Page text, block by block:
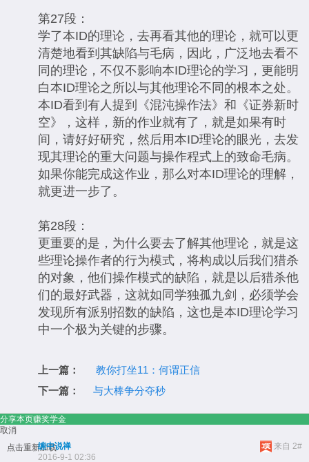
第27段：
学了本ID的理论，去再看其他的理论，就可以更
清楚地看到其缺陷与毛病，因此，广泛地去看不
同的理论，不仅不影响本ID理论的学习，更能明
白本ID理论之所以与其他理论不同的根本之处。
本ID看到有人提到《混沌操作法》和《证券新时
空》，这样，新的作业就有了，就是如果有时
间，请好好研究，然后用本ID理论的眼光，去发
现其理论的重大问题与操作程式上的致命毛病。
如果你能完成这作业，那么对本ID理论的理解，
就更进一步了。
第28段：
更重要的是，为什么要去了解其他理论，就是这
些理论操作者的行为模式，将构成以后我们猎杀
的对象，他们操作模式的缺陷，就是以后猎杀他
们的最好武器，这就如同学独孤九剑，必须学会
发现所有派别招数的缺陷，这也是本ID理论学习
中一个极为关键的步骤。
上一篇：
教你打坐11：何谓正信
下一篇：
与大棒争分夺秒
分享本页赚奖学金
取消
点击重新加载
来自 2#
缠中说禅
2016-9-1 02:36